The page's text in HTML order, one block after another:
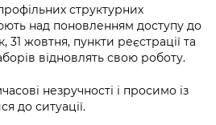
Києва
організації
спадщини
та Захисниць
військовій
запитів на
/ Contacts for mass
структурних
над поновленням доступу до
31 жовтня, пункти реєстрації та
відновлять свою роботу.
незручності і просимо із
до ситуації.